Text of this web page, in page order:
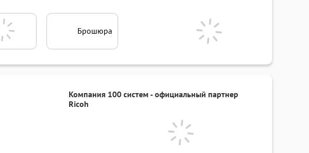
Брошюра
Компания 100 систем - официальный партнер
Ricoh